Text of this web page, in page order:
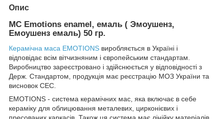
Опис
MC Emotions enamel, емаль ( Эмоушенз,
Емоушенз емаль) 50 гр.
Керамічна маса EMOTIONS виробляється в Україні і
відповідає всім вітчизняним і європейським стандартам.
Виробництво зареєстровано і здійснюється у відповідності з
Держ. Стандартом, продукція має реєстрацію МОЗ України та
висновок СЕС.
EMOTIONS - система керамічних мас, яка включає в себе
кераміку для облицювання металевих, цирконієвих і
пресованих каркасів. Також ця система має лінійку матеріалів